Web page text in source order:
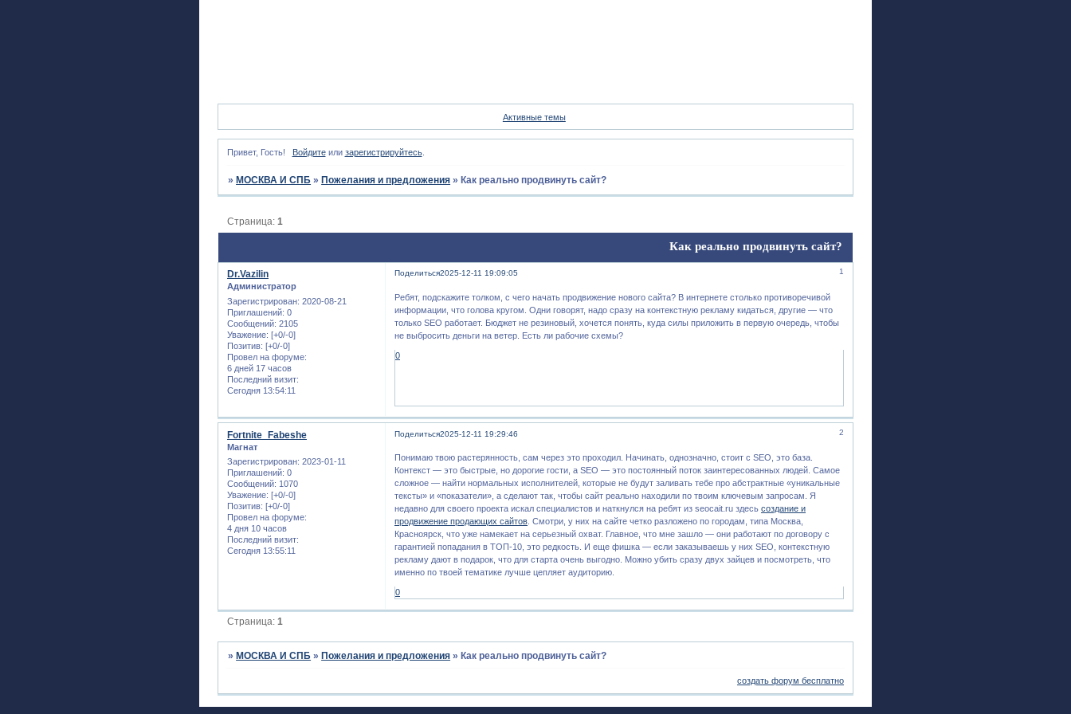
Активные темы
Привет, Гость! Войдитеили зарегистрируйтесь.
» МОСКВА И СПБ » Пожелания и предложения » Как реально продвинуть сайт?
Как реально продвинуть сайт?
Страница:1
Поделиться 1
2025-12-11 19:09:05
Dr.Vazilin
Администратор
Зарегистрирован: 2020-08-21
Приглашений: 0
Сообщений: 2105
Уважение: [+0/-0]
Позитив: [+0/-0]
Провел на форуме:
6 дней 17 часов
Последний визит:
Сегодня 13:54:11
Ребят, подскажите толком, с чего начать продвижение нового сайта? В интернете столько противоречивой
информации, что голова кругом. Одни говорят, надо сразу на контекстную рекламу кидаться, другие — что
только SEO работает. Бюджет не резиновый, хочется понять, куда силы приложить в первую очередь, чтобы
не выбросить деньги на ветер. Есть ли рабочие схемы?
0
Поделиться 2
2025-12-11 19:29:46
Fortnite_Fabeshe
Магнат
Зарегистрирован: 2023-01-11
Приглашений: 0
Сообщений: 1070
Уважение: [+0/-0]
Позитив: [+0/-0]
Провел на форуме:
4 дня 10 часов
Последний визит:
Сегодня 13:55:11
Понимаю твою растерянность, сам через это проходил. Начинать, однозначно, стоит с SEO, это база.
Контекст — это быстрые, но дорогие гости, а SEO — это постоянный поток заинтересованных людей. Самое
сложное — найти нормальных исполнителей, которые не будут заливать тебе про абстрактные «уникальные
тексты» и «показатели», а сделают так, чтобы сайт реально находили по твоим ключевым запросам. Я
недавно для своего проекта искал специалистов и наткнулся на ребят из seocait.ru здесьсоздание и
продвижение продающих сайтов . Смотри, у них на сайте четко разложено по городам, типа Москва,
Красноярск, что уже намекает на серьезный охват. Главное, что мне зашло — они работают по договору с
гарантией попадания в ТОП-10, это редкость. И еще фишка — если заказываешь у них SEO, контекстную
рекламу дают в подарок, что для старта очень выгодно. Можно убить сразу двух зайцев и посмотреть, что
именно по твоей тематике лучше цепляет аудиторию.
0
Страница:1
»МОСКВА И СПБ »Пожелания и предложения »Как реально продвинуть сайт?
создать форум бесплатно